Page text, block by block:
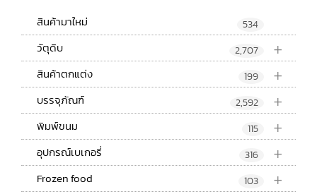
สินค้ามาใหม่ 534
+
วัตุดิบ 2,707
+
สินค้าตกแต่ง 199
+
บรรจุภัณฑ์ 2,592
+
พิมพ์ขนม 115
+
อุปกรณ์เบเกอรี่ 316
+
Frozen food 103